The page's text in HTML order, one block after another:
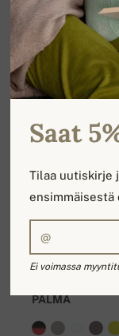
PALMA
Saat
Tilaa uutiskirje
ensimmäisestä
Ei voimassa